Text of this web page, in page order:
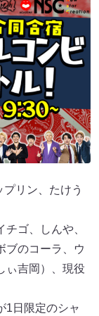
リン、たけう
ゴ、しんや、
ブのコーラ、ウ
ぃ吉岡）、現役
1日限定のシャ